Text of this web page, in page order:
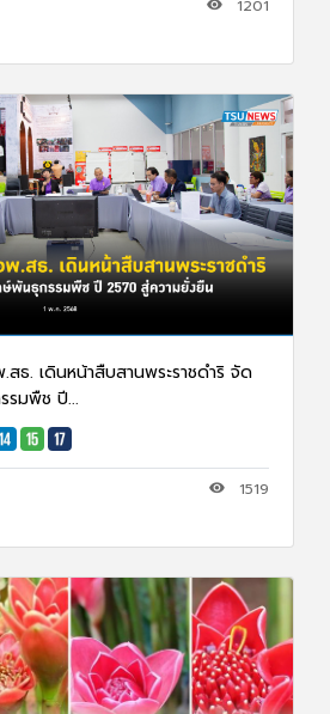
1201
. เดินหน้าสืบสานพระราชดำริ จัด
รมพืช ปี...
1519